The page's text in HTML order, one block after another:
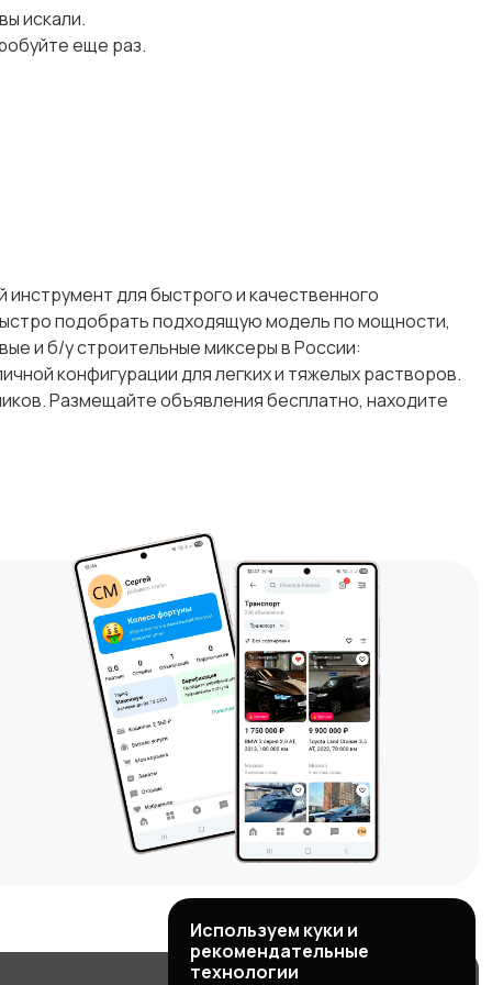
искали.
еще раз.
для быстрого и качественного
подобрать подходящую модель по мощности,
и б/у строительные миксеры в России:
конфигурации для легких и тяжелых растворов.
Размещайте объявления бесплатно, находите
Используем куки и
рекомендательные
технологии